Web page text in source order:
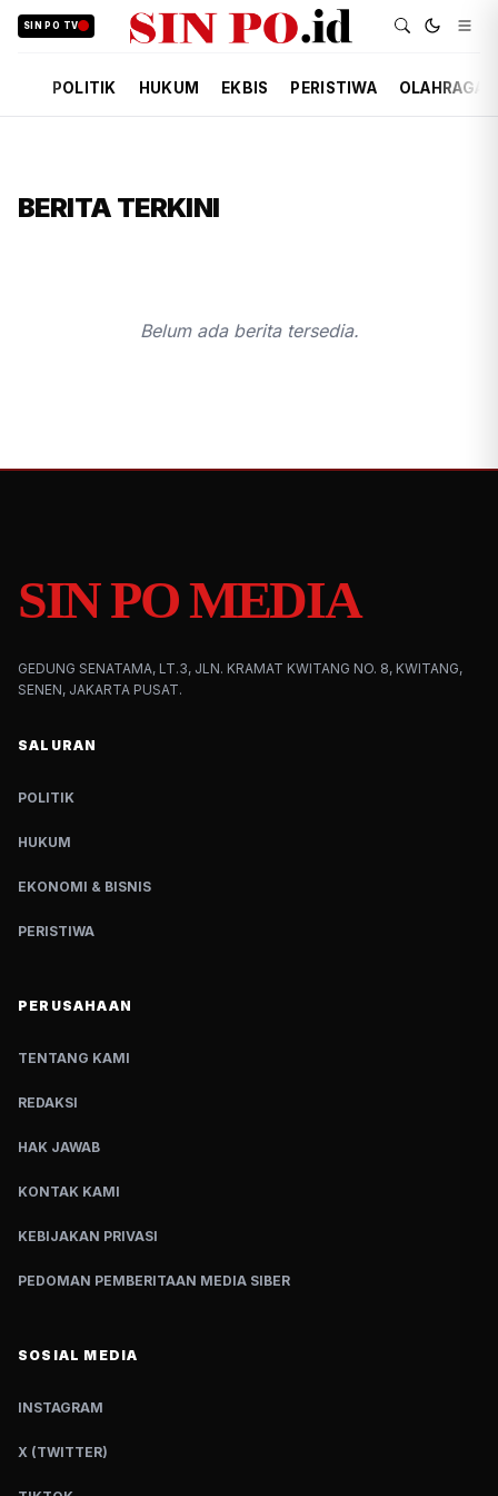
SIN PO TV
POLITIK HUKUM EKBIS PERISTIWA OLAHRAGA
BERITA TERKINI
Belum ada berita tersedia.
SIN PO MEDIA
GEDUNG SENATAMA, LT.3, JLN. KRAMAT KWITANG NO. 8, KWITANG,
SENEN, JAKARTA PUSAT.
SALURAN
POLITIK
HUKUM
EKONOMI & BISNIS
PERISTIWA
PERUSAHAAN
TENTANG KAMI
REDAKSI
HAK JAWAB
KONTAK KAMI
KEBIJAKAN PRIVASI
PEDOMAN PEMBERITAAN MEDIA SIBER
SOSIAL MEDIA
INSTAGRAM
X (TWITTER)